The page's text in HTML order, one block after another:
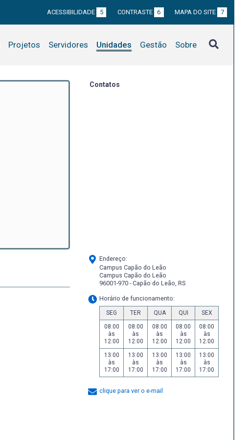
ACESSIBILIDADE 5 CONTRASTE 6 MAPA DO SITE 7
Projetos Servidores Unidades Gestão Sobre
Contatos
Endereço:
Campus Capão do Leão
Campus Capão do Leão
96001-970 - Capão do Leão, RS
Horário de funcionamento:
SEG TER QUA QUI
SEX
08:00
às
12:00
08:00
às
12:00
08:00
às
12:00
08:00
às
12:00
08:00
às
12:00
13:00
às
17:00
13:00
às
17:00
13:00
às
17:00
13:00
às
17:00
13:00
às
17:00
clique para ver o e-mail